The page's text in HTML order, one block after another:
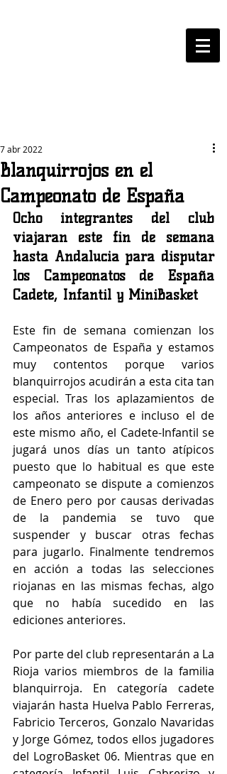
Blanquirrojos en el
Campeonato de España
7 abr 2022
Ocho integrantes del club
viajaran este fin de semana
hasta Andalucia para disputar
los Campeonatos de España
Cadete, Infantil y MiniBasket
Este fin de semana comienzan los
Campeonatos de España y estamos
muy contentos porque varios
blanquirrojos acudirán a esta cita tan
especial. Tras los aplazamientos de
los años anteriores e incluso el de
este mismo año, el Cadete-Infantil se
jugará unos días un tanto atípicos
puesto que lo habitual es que este
campeonato se dispute a comienzos
de Enero pero por causas derivadas
de la pandemia se tuvo que
suspender y buscar otras fechas
para jugarlo. Finalmente tendremos
en acción a todas las selecciones
riojanas en las mismas fechas, algo
que no había sucedido en las
ediciones anteriores.
Por parte del club representarán a La
Rioja varios miembros de la familia
blanquirroja. En categoría cadete
viajarán hasta Huelva Pablo Ferreras,
Fabricio Terceros, Gonzalo Navaridas
y Jorge Gómez, todos ellos jugadores
del LogroBasket 06. Mientras que en